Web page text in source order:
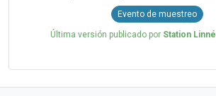
Evento de muestreo
Última versión publicado por Station Linné